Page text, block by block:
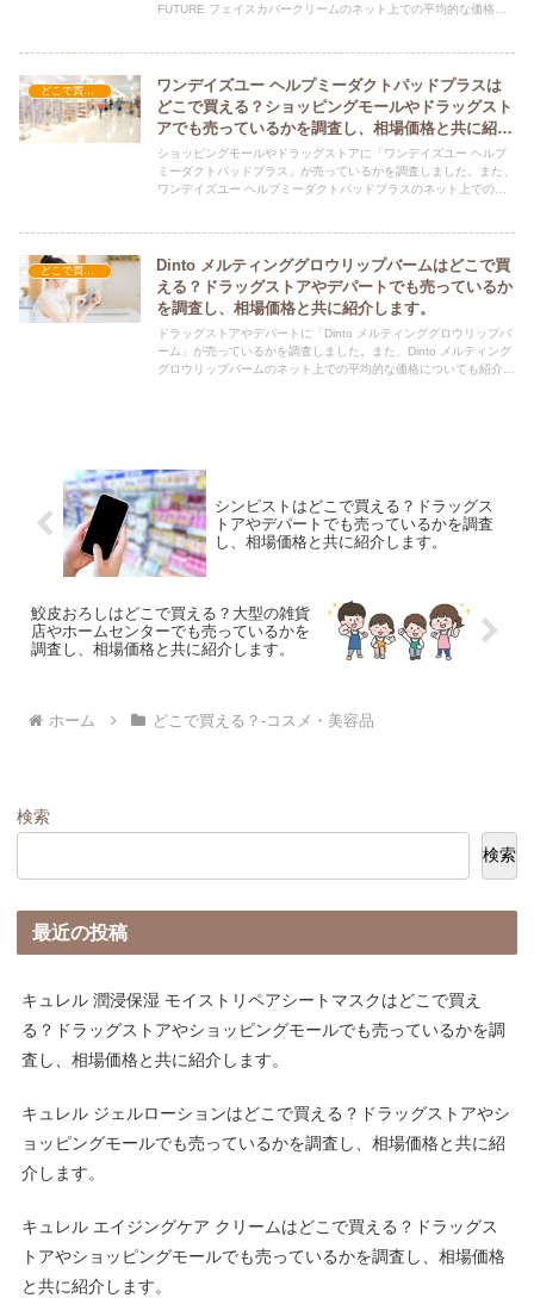
FUTURE フェイスカバークリームのネット上での平均的な価格に
ワンデイズユー ヘルプミーダクトパッドプラスは
どこで買える？ショッピングモールやドラッグスト
アでも売っているかを調査し、相場価格と共に紹介
します。
ショッピングモールやドラッグストアに「ワンデイズユー ヘルプ
ミーダクトパッドプラス」が売っているかを調査しました。また、
ワンデイズユー ヘルプミーダクトパッドプラスのネット上での平
Dinto メルティンググロウリップバームはどこで買
える？ドラッグストアやデパートでも売っているか
を調査し、相場価格と共に紹介します。
ドラッグストアやデパートに「Dinto メルティンググロウリップバ
ーム」が売っているかを調査しました。また、Dinto メルティング
グロウリップバームのネット上での平均的な価格についても紹介し
シンピストはどこで買える？ドラッグス
トアやデパートでも売っているかを調査
し、相場価格と共に紹介します。
鮫皮おろしはどこで買える？大型の雑貨
店やホームセンターでも売っているかを
調査し、相場価格と共に紹介します。
ホーム どこで買える？-コスメ・美容品
検索
検索
最近の投稿
キュレル 潤浸保湿 モイストリペアシートマスクはどこで買え
る？ドラッグストアやショッピングモールでも売っているかを調
査し、相場価格と共に紹介します。
キュレル ジェルローションはどこで買える？ドラッグストアやシ
ョッピングモールでも売っているかを調査し、相場価格と共に紹
介します。
キュレル エイジングケア クリームはどこで買える？ドラッグス
トアやショッピングモールでも売っているかを調査し、相場価格
と共に紹介します。